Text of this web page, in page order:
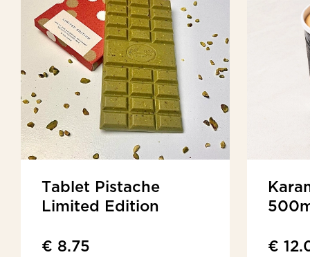
Tablet Pistache
Limited Edition
€ 8.75
€